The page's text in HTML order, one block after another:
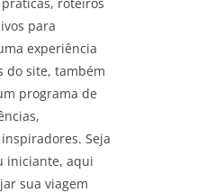
para
experiência
do site, também
programa de
Seja
iniciante, aqui
sua viagem